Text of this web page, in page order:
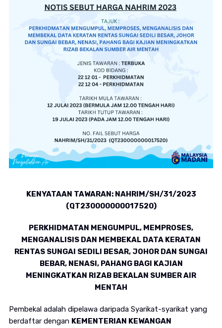
KENYATAAN TAWARAN: NAHRIM/SH/31/2023
(QT230000000017520)
PERKHIDMATAN MENGUMPUL, MEMPROSES,
MENGANALISIS DAN MEMBEKAL DATA KERATAN
RENTAS SUNGAI SEDILI BESAR, JOHOR DAN SUNGAI
BEBAR, NENASI, PAHANG BAGI KAJIAN
MENINGKATKAN RIZAB BEKALAN SUMBER AIR
MENTAH
Pembekal adalah dipelawa daripada Syarikat-syarikat yang
berdaftar dengan KEMENTERIAN KEWANGAN